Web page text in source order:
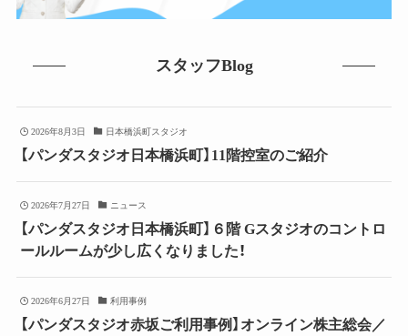
スタッフBlog
2026年8月3日 日本橋浜町スタジオ
【パンダスタジオ日本橋浜町】11階控室のご紹介
2026年7月27日 ニュース
【パンダスタジオ日本橋浜町】６階 Gスタジオのコントロ
ールルームが少し広くなりました！
2026年6月27日 利用事例
【パンダスタジオ赤坂ご利用事例】オンライン株主総会／